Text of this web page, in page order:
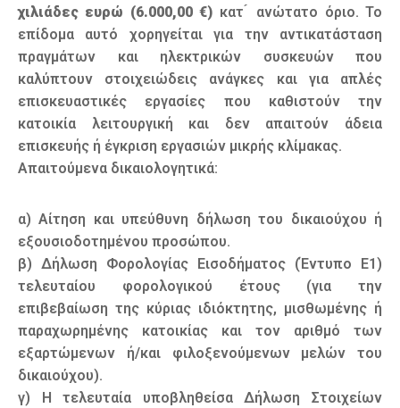
χιλιάδες ευρώ (6.000,00 €) κατ ́ ανώτατο όριο. Το
επίδομα αυτό χορηγείται για την αντικατάσταση
πραγμάτων και ηλεκτρικών συσκευών που
καλύπτουν στοιχειώδεις ανάγκες και για απλές
επισκευαστικές εργασίες που καθιστούν την
κατοικία λειτουργική και δεν απαιτούν άδεια
επισκευής ή έγκριση εργασιών μικρής κλίμακας.
Απαιτούμενα δικαιολογητικά:
α) Αίτηση και υπεύθυνη δήλωση του δικαιούχου ή
εξουσιοδοτημένου προσώπου.
β) Δήλωση Φορολογίας Εισοδήματος (Έντυπο Ε1)
τελευταίου φορολογικού έτους (για την
επιβεβαίωση της κύριας ιδιόκτητης, μισθωμένης ή
παραχωρημένης κατοικίας και τον αριθμό των
εξαρτώμενων ή/και φιλοξενούμενων μελών του
δικαιούχου).
γ) Η τελευταία υποβληθείσα Δήλωση Στοιχείων